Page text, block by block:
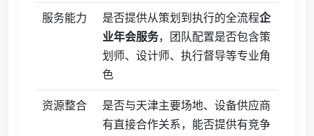
服务能力 是否提供从策划到执行的全流程企
业年会服务，团队配置是否包含策
划师、设计师、执行督导等专业角
色
资源整合
是否与天津主要场地、设备供应商
有直接合作关系，能否提供有竞争